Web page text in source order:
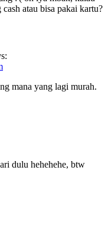
atau bisa pakai kartu?
mana yang lagi murah.
dulu hehehehe, btw